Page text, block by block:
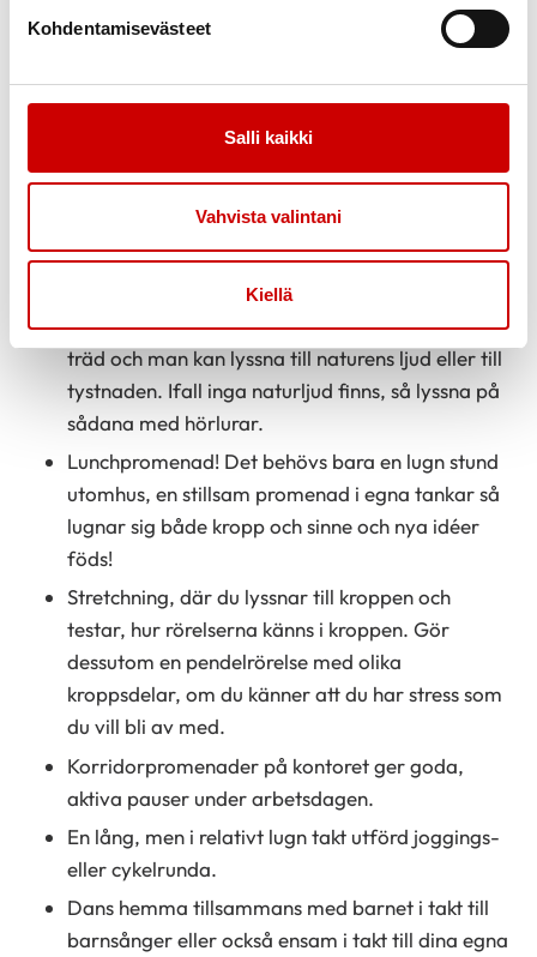
Kohdentamisevästeet
Salli kaikki
Vahvista valintani
Kiellä
känns i din kropp före övningen och efter övningen.
Källa: Markuksela H. Suorituskyvyn salaisuus.
Vireystilan säätelyn avulla huipputuloksiin. Tammi
2021.
Idéer för återhämtande motion – här får du vinkar
av Hjärtförbundets personal:
Under arbetsdagen hjälper redan det, att för en
stund kunna promenera på en plats där det finns
träd och man kan lyssna till naturens ljud eller till
tystnaden. Ifall inga naturljud finns, så lyssna på
sådana med hörlurar.
Lunchpromenad! Det behövs bara en lugn stund
utomhus, en stillsam promenad i egna tankar så
lugnar sig både kropp och sinne och nya idéer
föds!
Stretchning, där du lyssnar till kroppen och
testar, hur rörelserna känns i kroppen. Gör
dessutom en pendelrörelse med olika
kroppsdelar, om du känner att du har stress som
du vill bli av med.
Korridorpromenader på kontoret ger goda,
aktiva pauser under arbetsdagen.
En lång, men i relativt lugn takt utförd joggings-
eller cykelrunda.
Dans hemma tillsammans med barnet i takt till
barnsånger eller också ensam i takt till dina egna